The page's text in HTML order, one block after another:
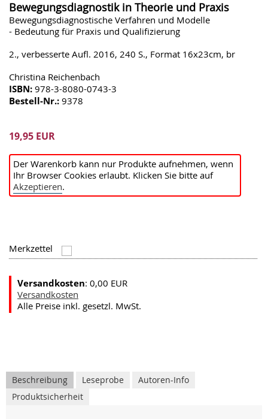
Bewegungsdiagnostik in Theorie und Praxis
Bewegungsdiagnostische Verfahren und Modelle
- Bedeutung für Praxis und Qualifizierung
2., verbesserte Aufl. 2016, 240 S., Format 16x23cm, br
Christina Reichenbach
ISBN: 978-3-8080-0743-3
Bestell-Nr.: 9378
19,95 EUR
Der Warenkorb kann nur Produkte aufnehmen, wenn
Ihr Browser Cookies erlaubt. Klicken Sie bitte auf
Akzeptieren.
Merkzettel
Versandkosten: 0,00 EUR
Versandkosten
Alle Preise inkl. gesetzl. MwSt.
Beschreibung Leseprobe
Autoren-Info
Produktsicherheit